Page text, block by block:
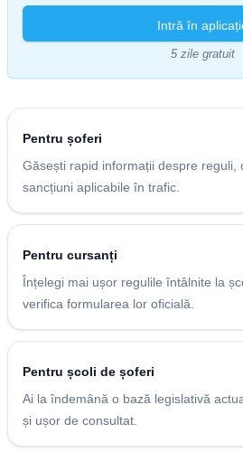
Intră în
5 zile gratuit
Pentru șoferi
Găsești rapid informații despre reguli,
sancțiuni aplicabile în trafic.
Pentru cursanți
Înțelegi mai ușor regulile întâlnite la
verifica formularea lor oficială.
Pentru școli de șoferi
Ai la îndemână o bază legislativă
și ușor de consultat.